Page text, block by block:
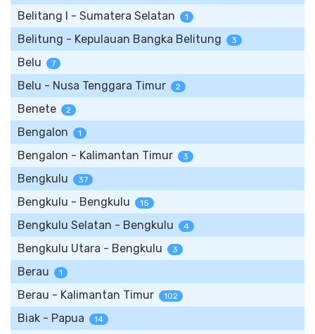
Belitang I - Sumatera Selatan 1
Belitung - Kepulauan Bangka Belitung 3
Belu 7
Belu - Nusa Tenggara Timur 2
Benete 2
Bengalon 1
Bengalon - Kalimantan Timur 3
Bengkulu 37
Bengkulu - Bengkulu 15
Bengkulu Selatan - Bengkulu 4
Bengkulu Utara - Bengkulu 3
Berau 1
Berau - Kalimantan Timur 102
Biak - Papua 14